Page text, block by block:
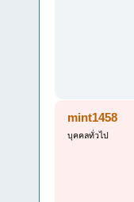
mint1458
บุคคลทั่วไป